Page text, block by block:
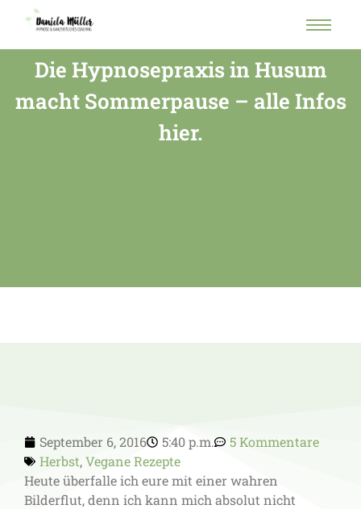
Die Hypnosepraxis in Husum
macht Sommerpause – alle Infos
hier.
September 6, 2016 5:40 p.m.
5 Kommentare
Herbst,Vegane Rezepte
Heute überfalle ich eure mit einer wahren
Bilderflut, denn ich kann mich absolut nicht